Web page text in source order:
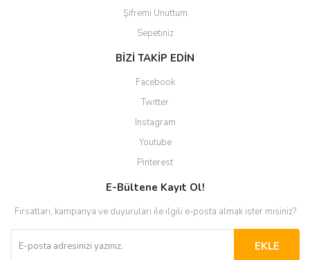
Şifremi Unuttum
Sepetiniz
BİZİ TAKİP EDİN
Facebook
Twitter
Instagram
Youtube
Pinterest
E-Bültene Kayıt Ol!
Fırsatları, kampanya ve duyuruları ile ilgili e-posta almak ister misiniz?
EKLE